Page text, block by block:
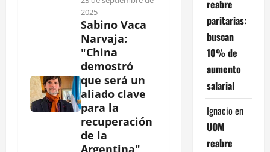
2025
Sabino Vaca
Narvaja:
"China
demostró
que será un
aliado clave
para la
recuperación
de la
Argentina"
reabre
paritarias:
buscan
10% de
aumento
salarial
Ignacio en
UOM
reabre